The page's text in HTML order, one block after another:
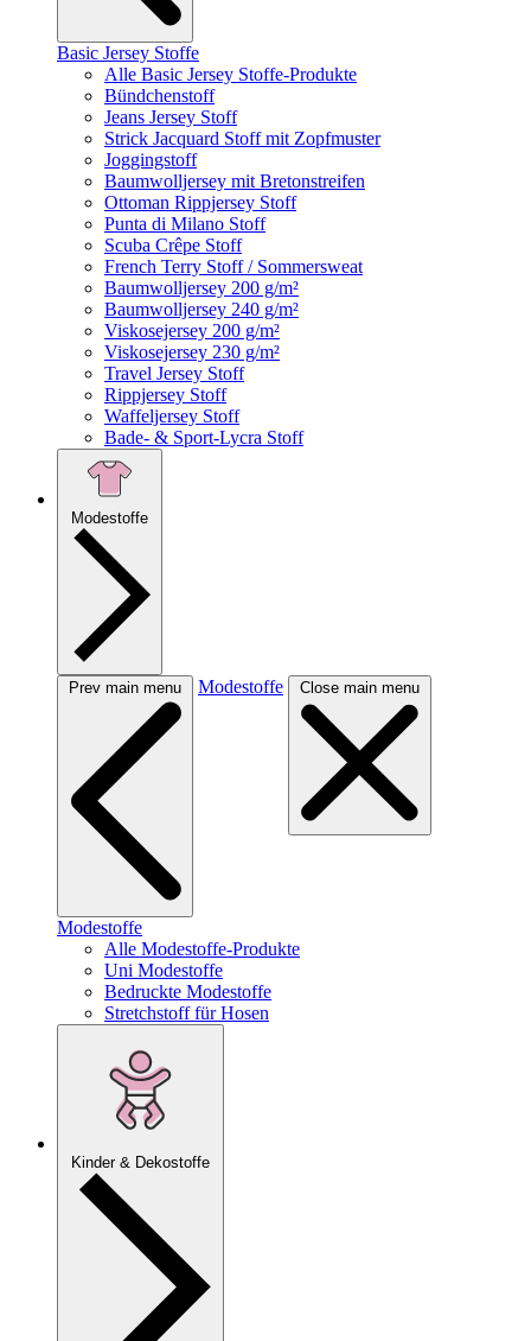
Basic Jersey Stoffe
Alle Basic Jersey Stoffe-Produkte
Bündchenstoff
Jeans Jersey Stoff
Strick Jacquard Stoff mit Zopfmuster
Joggingstoff
Baumwolljersey mit Bretonstreifen
Ottoman Rippjersey Stoff
Punta di Milano Stoff
Scuba Crêpe Stoff
French Terry Stoff / Sommersweat
Baumwolljersey 200 g/m²
Baumwolljersey 240 g/m²
Viskosejersey 200 g/m²
Viskosejersey 230 g/m²
Travel Jersey Stoff
Rippjersey Stoff
Waffeljersey Stoff
Bade- & Sport-Lycra Stoff
Modestoffe
Prev main menu Modestoffe Close main menu
Modestoffe
Alle Modestoffe-Produkte
Uni Modestoffe
Bedruckte Modestoffe
Stretchstoff für Hosen
Kinder & Dekostoffe